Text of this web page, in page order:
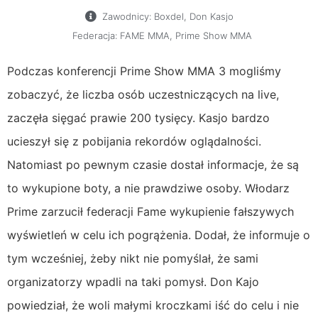
Zawodnicy: Boxdel
Don Kasjo
Federacja: FAME MMA Prime Show MMA
Podczas konferencji Prime Show MMA 3 mogliśmy
zobaczyć, że liczba osób uczestniczących na live,
zaczęła sięgać prawie 200 tysięcy. Kasjo bardzo
ucieszył się z pobijania rekordów oglądalności.
Natomiast po pewnym czasie dostał informacje, że są
to wykupione boty, a nie prawdziwe osoby. Włodarz
Prime zarzucił federacji Fame wykupienie fałszywych
wyświetleń w celu ich pogrążenia. Dodał, że informuje o
tym wcześniej, żeby nikt nie pomyślał, że sami
organizatorzy wpadli na taki pomysł. Don Kajo
powiedział, że woli małymi kroczkami iść do celu i nie